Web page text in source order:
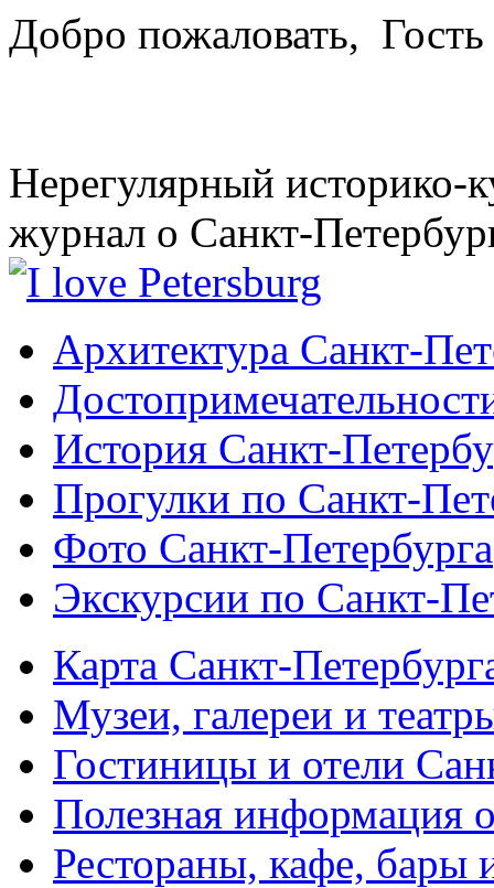
Добро пожаловать, Гость
Нерегулярный историко-
журнал о Санкт-
Архитектура Санкт-
История Санкт-
Прогулки по Санкт-
Фото Санкт-Петербурга
Экскурсии по Санкт-
Карта Санкт-
Музеи, галереи и
Гостиницы и отели
Полезная информация
Рестораны, кафе, бары